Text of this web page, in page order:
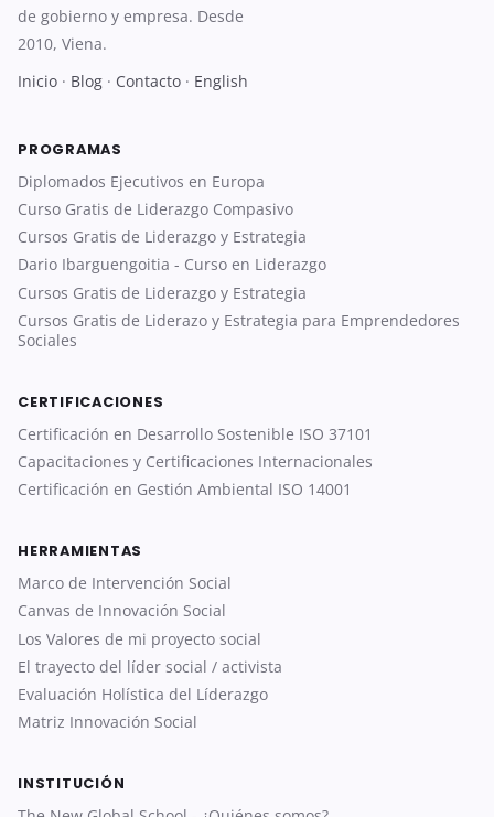
de gobierno y empresa. Desde
2010, Viena.
Inicio · Blog · Contacto · English
PROGRAMAS
Diplomados Ejecutivos en Europa
Curso Gratis de Liderazgo Compasivo
Cursos Gratis de Liderazgo y Estrategia
Dario Ibarguengoitia - Curso en Liderazgo
Cursos Gratis de Liderazgo y Estrategia
Cursos Gratis de Liderazo y Estrategia para Emprendedores
Sociales
CERTIFICACIONES
Certificación en Desarrollo Sostenible ISO 37101
Capacitaciones y Certificaciones Internacionales
Certificación en Gestión Ambiental ISO 14001
HERRAMIENTAS
Marco de Intervención Social
Canvas de Innovación Social
Los Valores de mi proyecto social
El trayecto del líder social / activista
Evaluación Holística del Líderazgo
Matriz Innovación Social
INSTITUCIÓN